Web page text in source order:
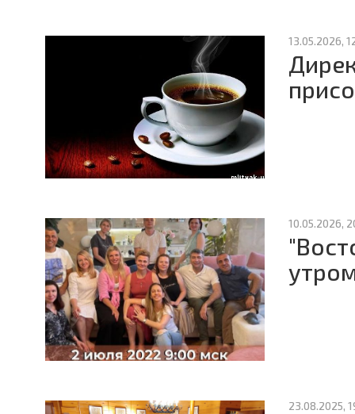
13.05.2026,
10.05.2026,
23.08.2025,